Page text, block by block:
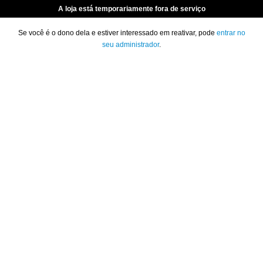
A loja está temporariamente fora de serviço
Se você é o dono dela e estiver interessado em reativar, pode entrar no
seu administrador.